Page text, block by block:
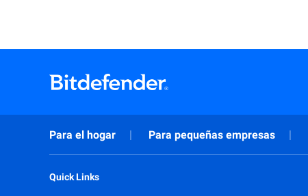
Para el hogar Para pequeñas empresas
Quick Links